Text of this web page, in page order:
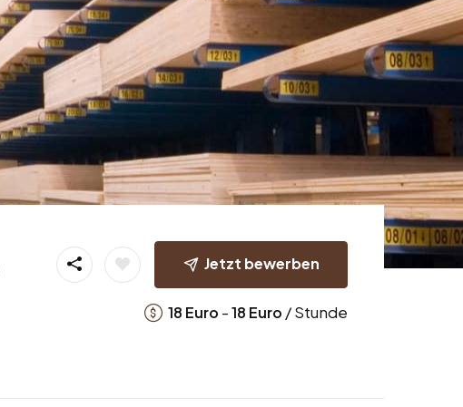
Jetzt bewerben
18 Euro -18 Euro / Stunde